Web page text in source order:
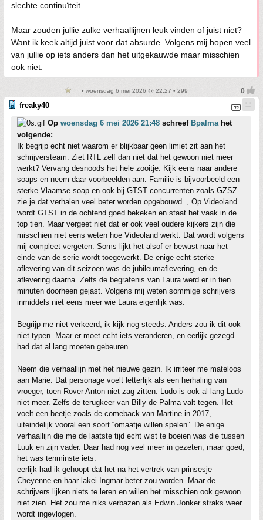
slechte continuïteit.
Maar zouden jullie zulke verhaallijnen leuk vinden of juist niet?
Want ik keek altijd juist voor dat absurde. Volgens mij hopen veel
van jullie op iets anders dan het uitgekauwde maar misschien
ook niet.
• woensdag 6 mei 2026 @ 22:27 • 299
freaky40
Op woensdag 6 mei 2026 21:48 schreef Bpalmahet
volgende:
Ik begrijp echt niet waarom er blijkbaar geen limiet zit aan het
schrijversteam. Ziet RTL zelf dan niet dat het gewoon niet meer
werkt? Vervang desnoods het hele zooitje. Kijk eens naar andere
soaps en neem daar voorbeelden aan. Familie is bijvoorbeeld een
sterke Vlaamse soap en ook bij GTST concurrenten zoals GZSZ
zie je dat verhalen veel beter worden opgebouwd. , Op Videoland
wordt GTST in de ochtend goed bekeken en staat het vaak in de
top tien. Maar vergeet niet dat er ook veel oudere kijkers zijn die
misschien niet eens weten hoe Videoland werkt. Dat wordt volgens
mij compleet vergeten. Soms lijkt het alsof er bewust naar het
einde van de serie wordt toegewerkt. De enige echt sterke
aflevering van dit seizoen was de jubileumaflevering, en de
aflevering daarna. Zelfs de begrafenis van Laura werd er in tien
minuten doorheen gejast. Volgens mij weten sommige schrijvers
inmiddels niet eens meer wie Laura eigenlijk was.
Begrijp me niet verkeerd, ik kijk nog steeds. Anders zou ik dit ook
niet typen. Maar er moet echt iets veranderen, en eerlijk gezegd
had dat al lang moeten gebeuren.
Neem die verhaallijn met het nieuwe gezin. Ik irriteer me mateloos
aan Marie. Dat personage voelt letterlijk als een herhaling van
vroeger, toen Rover Anton niet zag zitten. Ludo is ook al lang Ludo
niet meer. Zelfs de terugkeer van Billy de Palma valt tegen. Het
voelt een beetje zoals de comeback van Martine in 2017,
uiteindelijk vooral een soort “omaatje willen spelen”. De enige
verhaallijn die me de laatste tijd echt wist te boeien was die tussen
Luuk en zijn vader. Daar had nog veel meer in gezeten, maar goed,
het was tenminste iets.
eerlijk had ik gehoopt dat het na het vertrek van prinsesje
Cheyenne en haar lakei Ingmar beter zou worden. Maar de
schrijvers lijken niets te leren en willen het misschien ook gewoon
niet zien. Het zou me niks verbazen als Edwin Jonker straks weer
wordt ingevlogen.